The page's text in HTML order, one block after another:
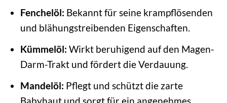
Fenchelöl: Bekannt für seine krampflösenden
und blähungstreibenden Eigenschaften.
Kümmelöl: Wirkt beruhigend auf den Magen-
Darm-Trakt und fördert die Verdauung.
Mandelöl: Pflegt und schützt die zarte
Babyhaut und sorgt für ein angenehmes